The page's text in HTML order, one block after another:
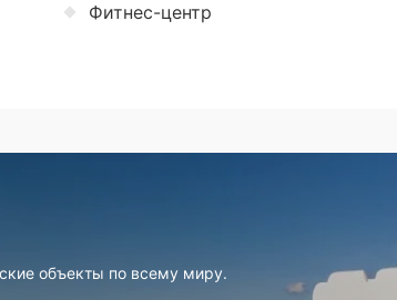
Фитнес-центр
объекты по всему миру.